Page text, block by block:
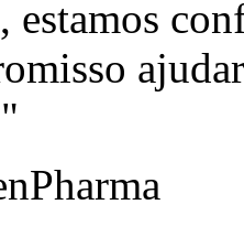
estamos